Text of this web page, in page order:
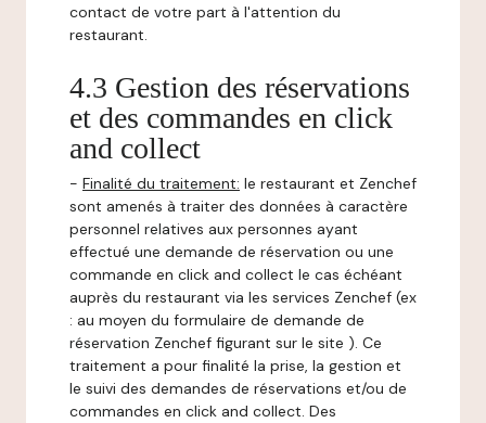
contact de votre part à l'attention du
restaurant.
4.3 Gestion des réservations
et des commandes en click
and collect
- Finalité du traitement: le restaurant et Zenchef
sont amenés à traiter des données à caractère
personnel relatives aux personnes ayant
effectué une demande de réservation ou une
commande en click and collect le cas échéant
auprès du restaurant via les services Zenchef (ex
: au moyen du formulaire de demande de
réservation Zenchef figurant sur le site ). Ce
traitement a pour finalité la prise, la gestion et
le suivi des demandes de réservations et/ou de
commandes en click and collect. Des